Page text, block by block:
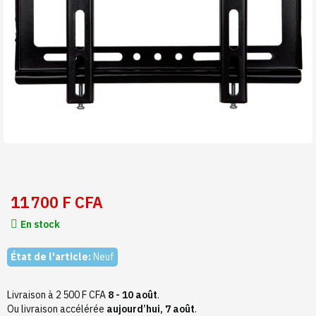
11 700 F CFA
En stock
État de l'article: Neuf
Livraison à 2 500 F CFA 8 - 10 août.
Ou livraison accélérée aujourd’hui, 7 août.